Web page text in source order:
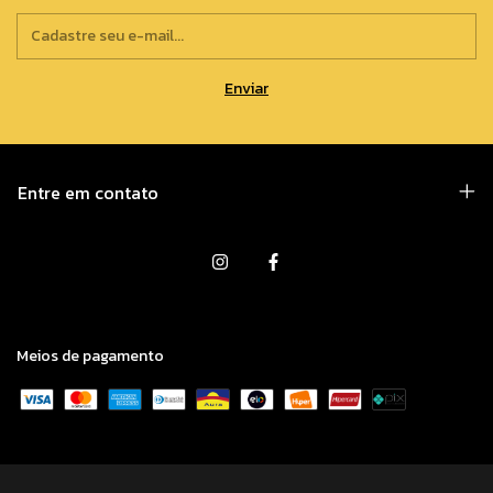
Entre em contato
Meios de pagamento